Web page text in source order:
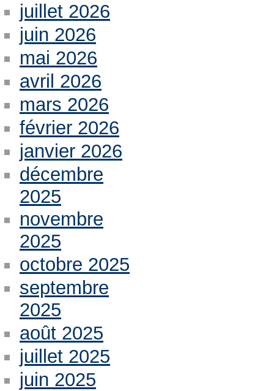
juillet 2026
juin 2026
mai 2026
avril 2026
mars 2026
février 2026
janvier 2026
décembre
2025
novembre
2025
octobre 2025
septembre
2025
août 2025
juillet 2025
juin 2025